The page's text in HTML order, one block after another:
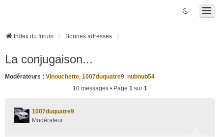
Index du forum Bonnes adresses
La conjugaison...
Modérateurs : Vinouchette, 1007duquatre9, nubnub54
10 messages • Page 1 sur 1
1007duquatre9
Modérateur